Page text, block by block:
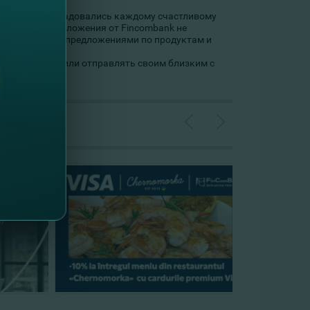
с Вами мы радовались каждому счастливому
предложения от Fincombank не
предложениями по продуктам и
получать или отправлять своим близким с